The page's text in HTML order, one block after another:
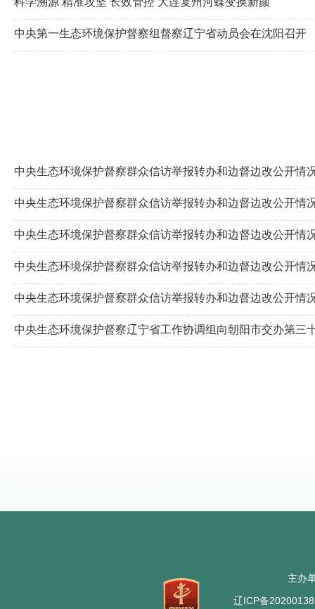
中央第一生态环境保护督察组督察辽宁省动员会在沈阳召开
主办
辽ICP备